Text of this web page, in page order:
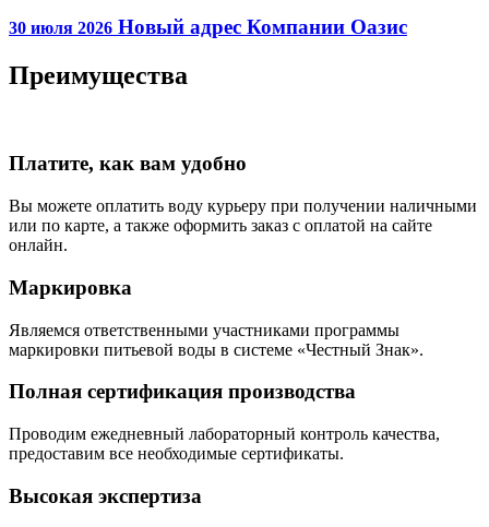
30 июля 2026 Новый адрес Компании Оазис
Преимущества
Платите, как вам удобно
Вы можете оплатить воду курьеру при получении наличными
или по карте, а также оформить заказ с оплатой на сайте
онлайн.
Маркировка
Являемся ответственными участниками программы
маркировки питьевой воды в системе «Честный Знак».
Полная сертификация производства
Проводим ежедневный лабораторный контроль качества,
предоставим все необходимые сертификаты.
Высокая экспертиза